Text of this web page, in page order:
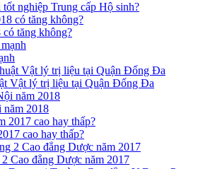
nghiệp Trung cấp Hộ sinh?
tăng không?
Vật lý trị liệu tại Quận Đống Đa
năm 2018
cao hay thấp?
Cao đẳng Dược năm 2017